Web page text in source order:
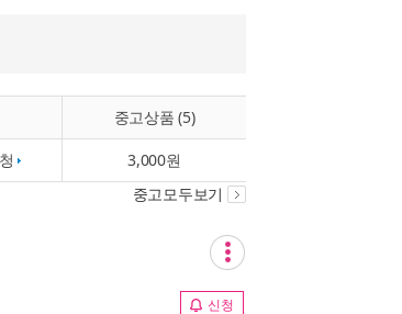
중고상품 (5)
3,000원
중고모두보기
신청